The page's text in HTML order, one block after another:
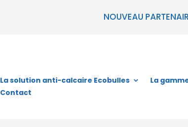
NOUVEAU
La solution anti-calcaire Ecobulles La
Contact